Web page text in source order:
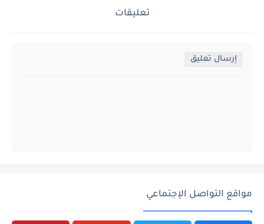
تعليقات
إرسال تعليق
مواقع التواصل الإجتماعي